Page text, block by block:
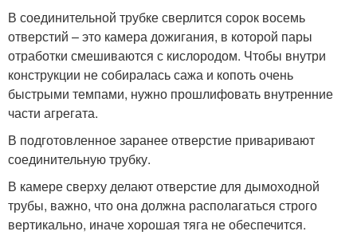
В соединительной трубке сверлится сорок восемь
отверстий – это камера дожигания, в которой пары
отработки смешиваются с кислородом. Чтобы внутри
конструкции не собиралась сажа и копоть очень
быстрыми темпами, нужно прошлифовать внутренние
части агрегата.
В подготовленное заранее отверстие приваривают
соединительную трубку.
В камере сверху делают отверстие для дымоходной
трубы, важно, что она должна располагаться строго
вертикально, иначе хорошая тяга не обеспечится.